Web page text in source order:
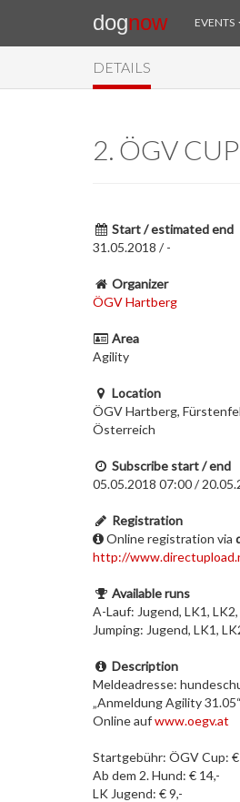
dognow EVENTS
DETAILS
2. ÖGV
Start / estimated end
31.05.2018 / -
Organizer
ÖGV Hartberg
Area
Agility
Location
ÖGV Hartberg,
Österreich
Subscribe start / end
05.05.2018 07:00 /
Registration
Online registration via
http://
Available runs
A-Lauf: Jugend, LK1,
Jumping: Jugend, LK1,
Description
Meldeadresse:
„Anmeldung Agility
Online aufwww.oegv.at
Startgebühr: ÖGV Cup: €
Ab dem 2. Hund: € 14,-
LK Jugend: € 9,-